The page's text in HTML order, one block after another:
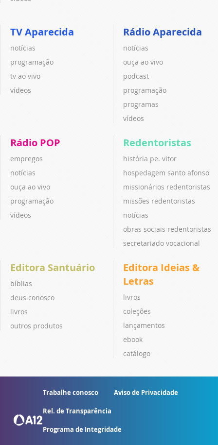
TV Aparecida
notícias
programação
tv ao vivo
vídeos
Rádio Aparecida
notícias
ouça ao vivo
podcast
programação
programas
vídeos
Rádio POP
empregos
notícias
ouça ao vivo
programação
vídeos
Redentoristas
história pe. vitor
hospedagem santo afonso
missionários redentoristas
missões redentoristas
notícias
obras sociais redentoristas
secretariado vocacional
Editora Santuário
bíblias
deus conosco
livros
outros produtos
Editora Ideias &
Letras
livros
coleções
lançamentos
ebook
catálogo
Trabalhe conosco Aviso de Privacidade
Rel. de Transparência
Programa de Integridade